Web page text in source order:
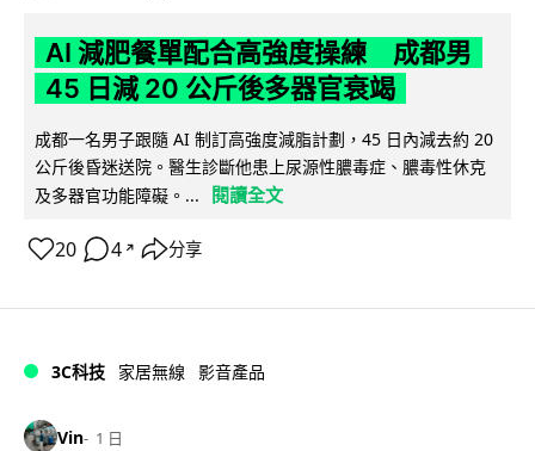
AI 減肥餐單配合高強度操練 成都男
45 日減 20 公斤後多器官衰竭
成都一名男子跟隨 AI 制訂高強度減脂計劃，45 日內減去約 20
公斤後昏迷送院。醫生診斷他患上尿源性膿毒症、膿毒性休克
及多器官功能障礙。...
閱讀全文
20 4 ↗ 分享
3C科技 家居無線 影音產品
Vin 1 日